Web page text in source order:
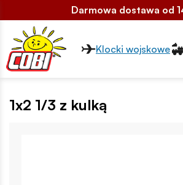
Darmowa dostawa od
Przełącznik
Klocki wojskowe
1x2 1/3 z kulką